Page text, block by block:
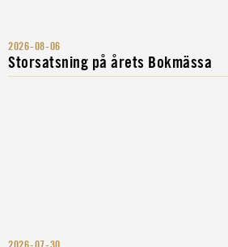
2026-08-06
Storsatsning på årets Bokmässa
2026-07-30